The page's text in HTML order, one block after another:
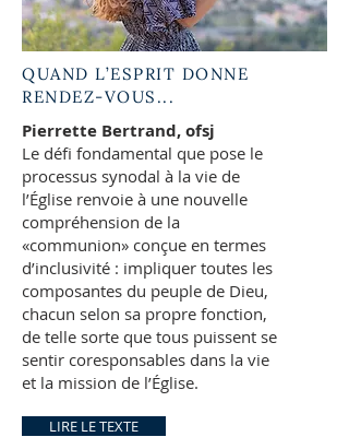
QUAND L’ESPRIT DONNE
RENDEZ-VOUS...
Pierrette Bertrand, ofsj
Le défi fondamental que pose le
processus synodal à la vie de
l’Église renvoie à une nouvelle
compréhension de la
«communion» conçue en termes
d’inclusivité : impliquer toutes les
composantes du peuple de Dieu,
chacun selon sa propre fonction,
de telle sorte que tous puissent se
sentir coresponsables dans la vie
et la mission de l’Église.
LIRE LE TEXTE